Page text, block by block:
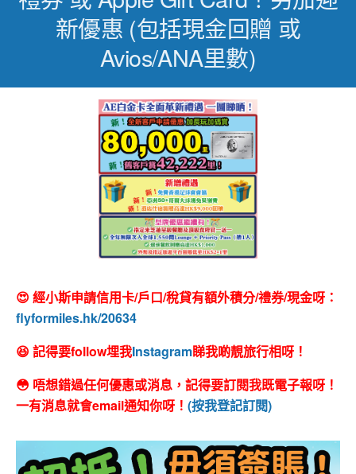
新優惠 (包括現金回贈 或
Avios/ANA里數)
😍 經小斯申請信用卡/戶口/稅貸有額外積分/禮券/現金呀：
flyformiles.hk/20634
😆 記得要follow埋我Instagram睇我啲靚旅行相呀！
😳 唔想錯過任何優惠或消息，記得要訂閱我既電子報呀！
一有消息就會email通知你呀！ (按我登記訂閱)